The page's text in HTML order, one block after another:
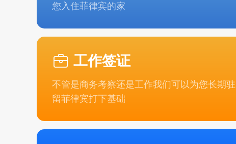
您入住菲律宾的家
工作签证
不管是商务考察还是工作我们可以为您长期驻
留菲律宾打下基础